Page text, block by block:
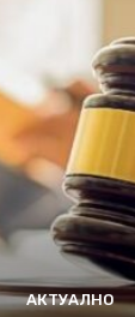
АКТУАЛНО